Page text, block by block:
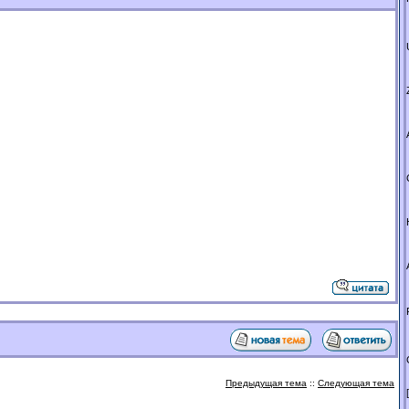
Предыдущая тема :: Следующая тема